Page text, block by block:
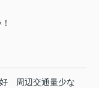
周辺交通量少な